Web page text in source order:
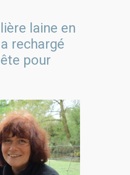
laine en
rechargé
pour